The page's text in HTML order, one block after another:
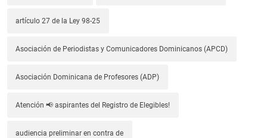
artículo 27 de la Ley 98-25
Asociación de Periodistas y Comunicadores Dominicanos (APCD)
Asociación Dominicana de Profesores (ADP)
Atención 📢 aspirantes del Registro de Elegibles!
audiencia preliminar en contra de